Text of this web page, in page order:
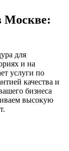
Москве:
для
и на
услуги по
качества и
бизнеса
высокую